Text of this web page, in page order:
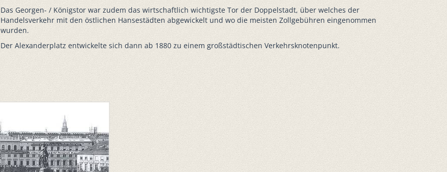
Das Georgen- / Königstor war zudem das wirtschaftlich wichtigste Tor der Doppelstadt, über welches der
Handelsverkehr mit den östlichen Hansestädten abgewickelt und wo die meisten Zollgebühren eingenommen
wurden.
Der Alexanderplatz entwickelte sich dann ab 1880 zu einem großstädtischen Verkehrsknotenpunkt.